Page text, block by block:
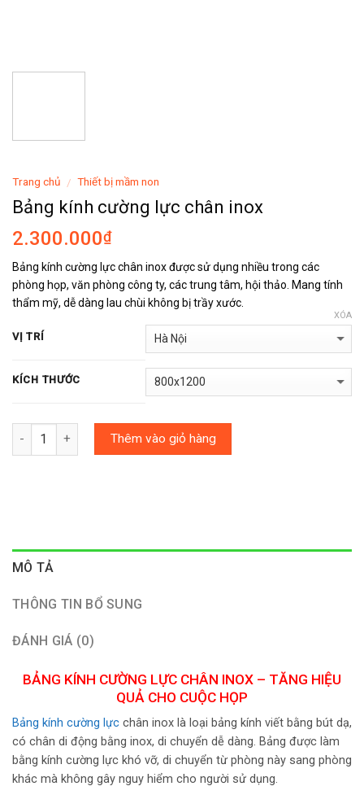
Trang chủ / Thiết bị mầm non
Bảng kính cường lực chân inox
2.300.000₫
Bảng kính cường lực chân inox được sử dụng nhiều trong các
phòng họp, văn phòng công ty, các trung tâm, hội thảo. Mang tính
thẩm mỹ, dễ dàng lau chùi không bị trầy xước.
VỊ TRÍ
KÍCH THƯỚC
XÓA
Số lượng Thêm vào giỏ hàng
MÔ TẢ
THÔNG TIN BỔ SUNG
ĐÁNH GIÁ (0)
BẢNG KÍNH CƯỜNG LỰC CHÂN INOX – TĂNG HIỆU
QUẢ CHO CUỘC HỌP
Bảng kính cường lực chân inox là loại bảng kính viết bằng bút dạ,
có chân di động bằng inox, di chuyển dễ dàng. Bảng được làm
bằng kính cường lực khó vỡ, di chuyển từ phòng này sang phòng
khác mà không gây nguy hiểm cho người sử dụng.